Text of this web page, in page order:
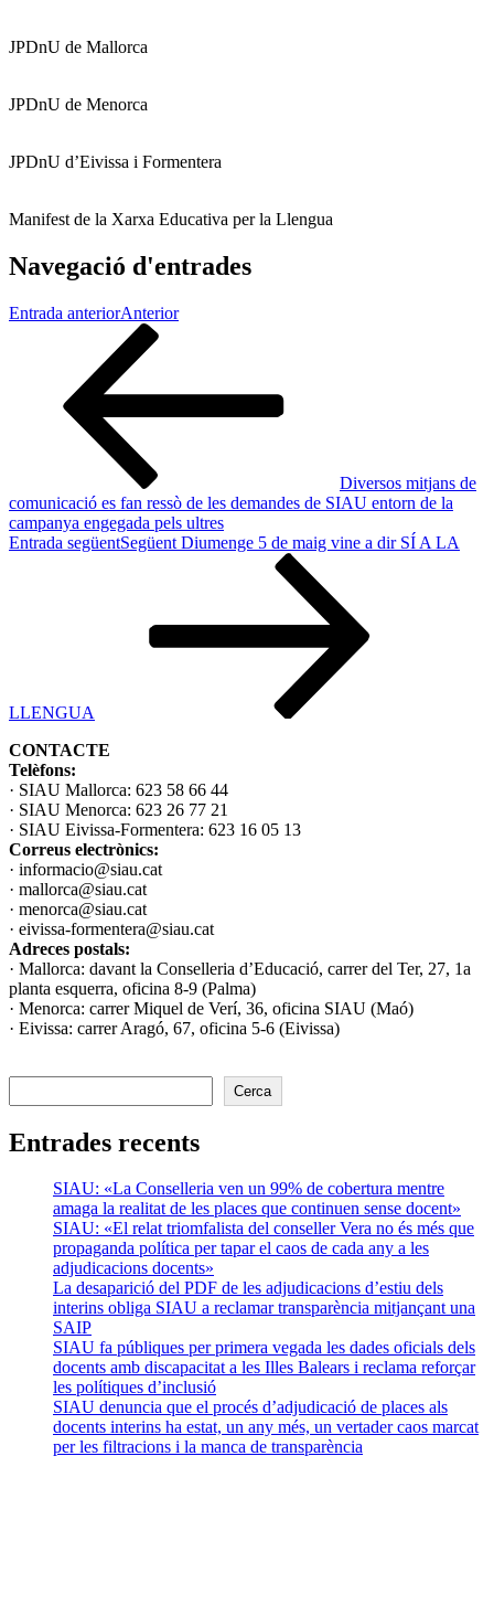
JPDnU de Mallorca
JPDnU de Menorca
JPDnU d’Eivissa i Formentera
Manifest de la Xarxa Educativa per la Llengua
Navegació d'entrades
Entrada anteriorAnterior
Diversos mitjans de
comunicació es fan ressò de les demandes de SIAU entorn de la
campanya engegada pels ultres
Entrada següentSegüent Diumenge 5 de maig vine a dir SÍ A LA
LLENGUA
CONTACTE
Telèfons:
· SIAU Mallorca: 623 58 66 44
· SIAU Menorca: 623 26 77 21
· SIAU Eivissa-Formentera: 623 16 05 13
Correus electrònics:
· informacio@siau.cat
· mallorca@siau.cat
· menorca@siau.cat
· eivissa-formentera@siau.cat
Adreces postals:
· Mallorca: davant la Conselleria d’Educació, carrer del Ter, 27, 1a
planta esquerra, oficina 8-9 (Palma)
· Menorca: carrer Miquel de Verí, 36, oficina SIAU (Maó)
· Eivissa: carrer Aragó, 67, oficina 5-6 (Eivissa)
Cerca
Entrades recents
SIAU: «La Conselleria ven un 99% de cobertura mentre
amaga la realitat de les places que continuen sense docent»
SIAU: «El relat triomfalista del conseller Vera no és més que
propaganda política per tapar el caos de cada any a les
adjudicacions docents»
La desaparició del PDF de les adjudicacions d’estiu dels
interins obliga SIAU a reclamar transparència mitjançant una
SAIP
SIAU fa públiques per primera vegada les dades oficials dels
docents amb discapacitat a les Illes Balears i reclama reforçar
les polítiques d’inclusió
SIAU denuncia que el procés d’adjudicació de places als
docents interins ha estat, un any més, un vertader caos marcat
per les filtracions i la manca de transparència